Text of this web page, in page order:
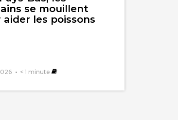
se mouillent
aider les poissons
< 1 minute